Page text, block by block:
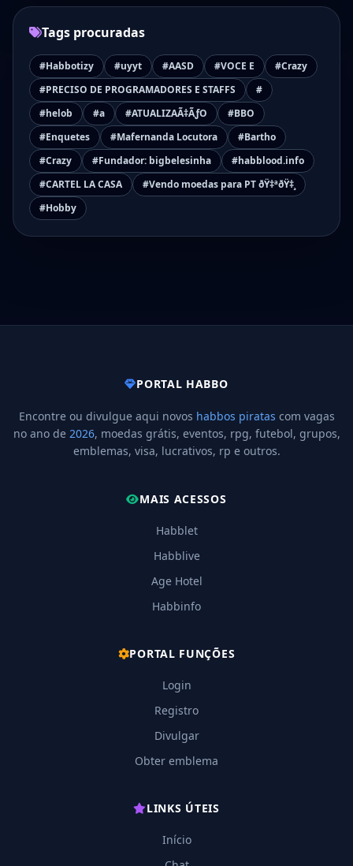
Tags procuradas
#Habbotizy #uyyt #AASD #VOCE E
#Crazy
#PRECISO DE PROGRAMADORES E STAFFS
#
#helob
#a #ATUALIZAÃ‡ÃƒO
#BBO
#Enquetes
#Mafernanda Locutora
#Bartho
#Crazy
#Fundador: bigbelesinha
#habblood.info
#CARTEL LA CASA
#Vendo moedas para PT ðŸ‡ªðŸ‡¸
#Hobby
PORTAL HABBO
Encontre ou divulgue aqui novos habbos piratas com vagas
no ano de 2026, moedas grátis, eventos, rpg, futebol, grupos,
emblemas, visa, lucrativos, rp e outros.
MAIS ACESSOS
Habblet
Habblive
Age Hotel
Habbinfo
PORTAL FUNÇÕES
Login
Registro
Divulgar
Obter emblema
LINKS ÚTEIS
Início